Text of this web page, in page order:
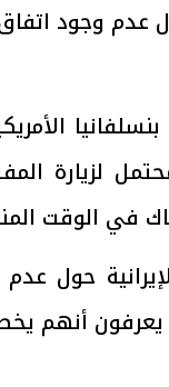
عدم وجود
لزيارة
في الوقت
حول
أنهم